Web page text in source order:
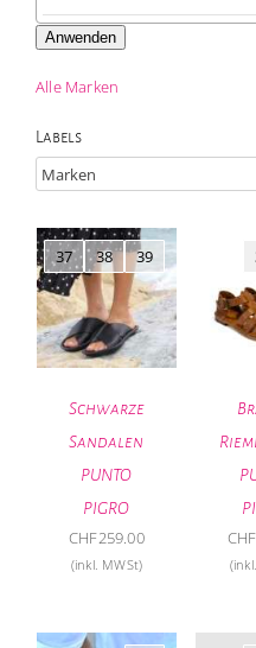
Schwarze
Sandalen
PUNTO
PIGRO
37 38 39
CHF259.00
(inkl. MWSt)
CHF
Anwenden
Alle Marken
Labels